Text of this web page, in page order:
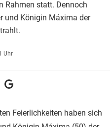
Rahmen statt. Dennoch
und Königin Máxima der
Uhr
Feierlichkeiten haben sich